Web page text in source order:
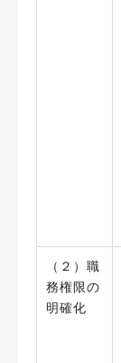
（２）職
務権限の
明確化